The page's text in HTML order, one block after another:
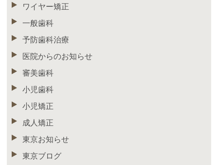
ワイヤー矯正
一般歯科
予防歯科治療
医院からのお知らせ
審美歯科
小児歯科
小児矯正
成人矯正
東京お知らせ
東京ブログ